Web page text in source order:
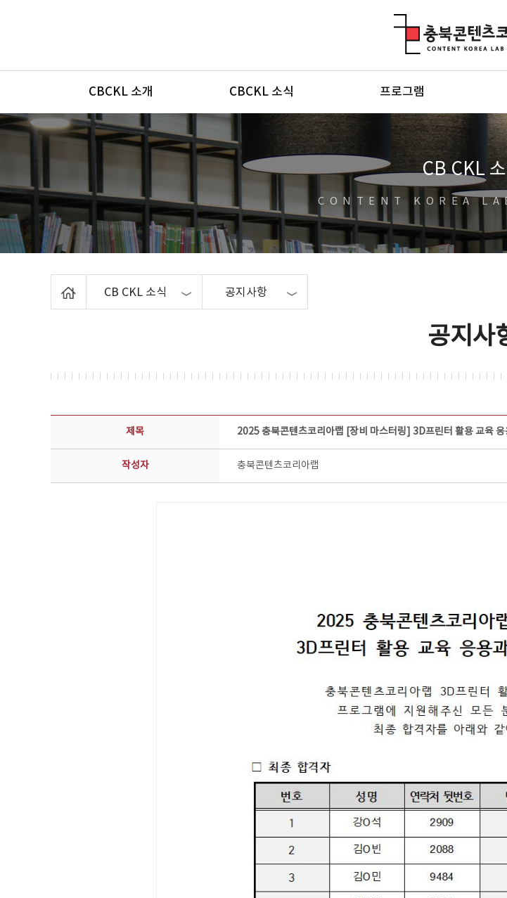
메뉴
CBCKL 소개 CBCKL 소식 프로그램
CB CKL
CONTENT KOREA
CB CKL 소식 공지사항
공지사
공지사항 상세보기 - 제목, 담당부서, 담당자, 담당연락처, 내용, 첨부파일 정보 제공
제목 2025 충북콘텐츠코리아랩 [장비 마스터링] 3D프린터 활용 교육 응
작성자 충북콘텐츠코리아랩